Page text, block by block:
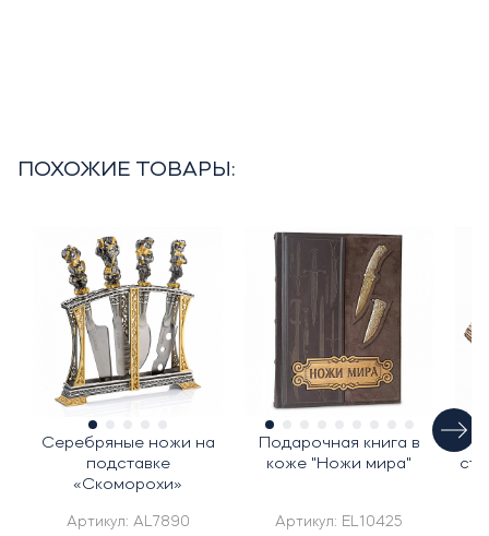
ПОХОЖИЕ ТОВАРЫ:
Серебряные ножи на
подставке
«Скоморохи»
Артикул: AL7890
Подарочная книга в
коже "Ножи мира"
Артикул: EL10425